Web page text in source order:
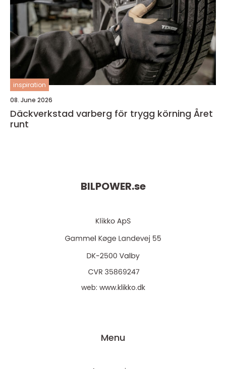
inspiration
08. June 2026
Däckverkstad varberg för trygg körning Året
runt
BILPOWER.se
web: www.klikko.dk
Menu